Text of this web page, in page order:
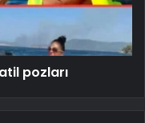
pozları